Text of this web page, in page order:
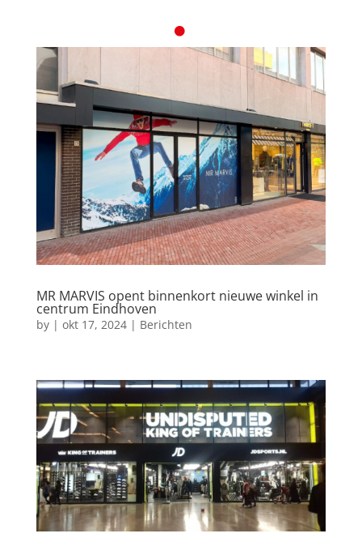
MR MARVIS opent binnenkort nieuwe winkel in
centrum Eindhoven
by | okt 17, 2024| Berichten